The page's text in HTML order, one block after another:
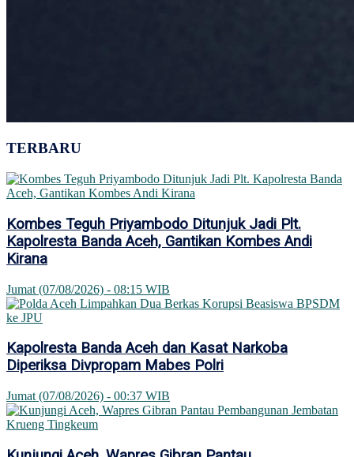
TERBARU
Kombes Teguh Priyambodo Ditunjuk Jadi Plt.
Kapolresta Banda Aceh, Gantikan Kombes Andi
Kirana
Jumat (07/08/2026) - 08:15 WIB
Kapolresta Banda Aceh dan Kasat Narkoba
Diperiksa Divpropam Mabes Polri
Jumat (07/08/2026) - 00:37 WIB